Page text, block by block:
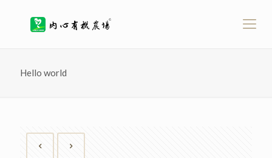
Hello world